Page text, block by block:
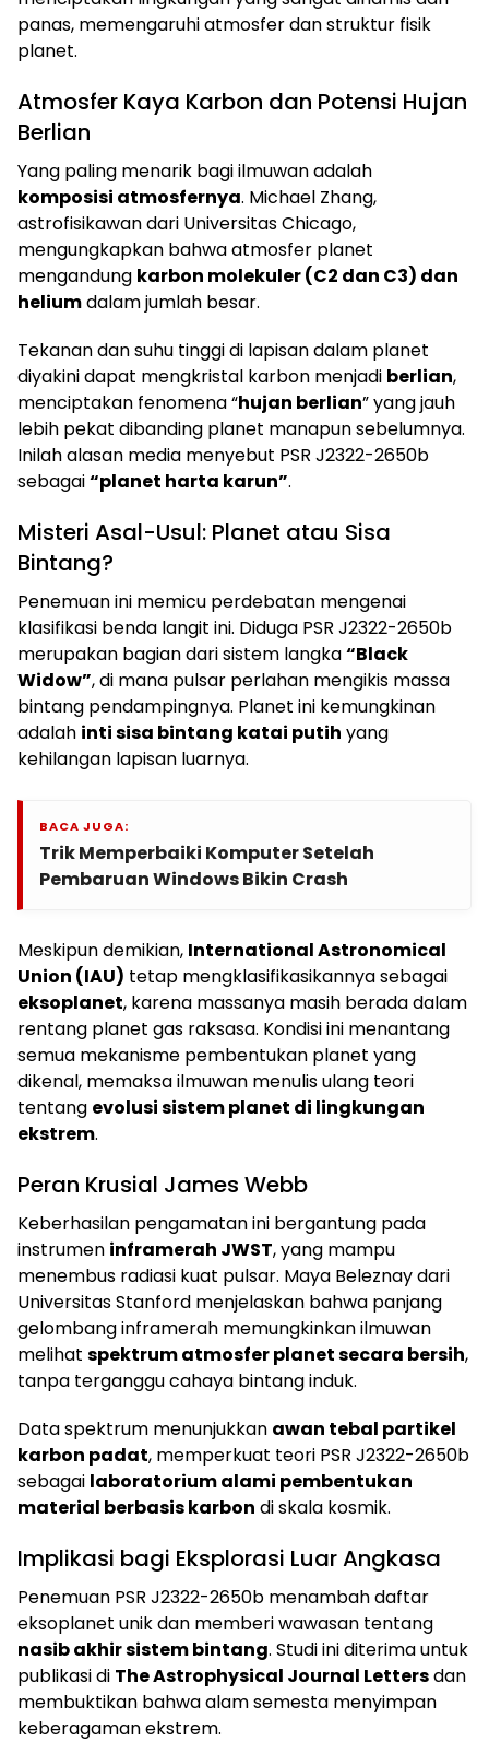
panas, memengaruhi atmosfer dan struktur fisik
planet.
Atmosfer Kaya Karbon dan Potensi Hujan
Berlian
Yang paling menarik bagi ilmuwan adalah
komposisi atmosfernya. Michael Zhang,
astrofisikawan dari Universitas Chicago,
mengungkapkan bahwa atmosfer planet
mengandung karbon molekuler (C2 dan C3) dan
heliumdalam jumlah besar.
Tekanan dan suhu tinggi di lapisan dalam planet
diyakini dapat mengkristal karbon menjadi berlian,
menciptakan fenomena “hujan berlian” yang jauh
lebih pekat dibanding planet manapun sebelumnya.
Inilah alasan media menyebut PSR J2322-2650b
sebagai“planet harta karun”.
Misteri Asal-Usul: Planet atau Sisa
Bintang?
Penemuan ini memicu perdebatan mengenai
klasifikasi benda langit ini. Diduga PSR J2322-2650b
merupakan bagian dari sistem langka“Black
Widow”, di mana pulsar perlahan mengikis massa
bintang pendampingnya. Planet ini kemungkinan
adalah inti sisa bintang katai putih yang
kehilangan lapisan luarnya.
BACA JUGA:
Trik Memperbaiki Komputer Setelah
Pembaruan Windows Bikin Crash
Meskipun demikian, International Astronomical
Union (IAU) tetap mengklasifikasikannya sebagai
eksoplanet, karena massanya masih berada dalam
rentang planet gas raksasa. Kondisi ini menantang
semua mekanisme pembentukan planet yang
dikenal, memaksa ilmuwan menulis ulang teori
tentang evolusi sistem planet di lingkungan
ekstrem.
Peran Krusial James Webb
Keberhasilan pengamatan ini bergantung pada
instrumen inframerah JWST, yang mampu
menembus radiasi kuat pulsar. Maya Beleznay dari
Universitas Stanford menjelaskan bahwa panjang
gelombang inframerah memungkinkan ilmuwan
melihat spektrum atmosfer planet secara bersih,
tanpa terganggu cahaya bintang induk.
Data spektrum menunjukkan awan tebal partikel
karbon padat, memperkuat teori PSR J2322-2650b
sebagai laboratorium alami pembentukan
material berbasis karbon di skala kosmik.
Implikasi bagi Eksplorasi Luar Angkasa
Penemuan PSR J2322-2650b menambah daftar
eksoplanet unik dan memberi wawasan tentang
nasib akhir sistem bintang. Studi ini diterima untuk
publikasi di The Astrophysical Journal Lettersdan
membuktikan bahwa alam semesta menyimpan
keberagaman ekstrem.